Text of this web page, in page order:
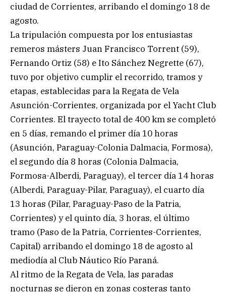
ciudad de Corrientes, arribando el domingo 18 de
agosto.
La tripulación compuesta por los entusiastas
remeros másters Juan Francisco Torrent (59),
Fernando Ortiz (58) e Ito Sánchez Negrette (67),
tuvo por objetivo cumplir el recorrido, tramos y
etapas, establecidas para la Regata de Vela
Asunción-Corrientes, organizada por el Yacht Club
Corrientes. El trayecto total de 400 km se completó
en 5 días, remando el primer día 10 horas
(Asunción, Paraguay-Colonia Dalmacia, Formosa),
el segundo día 8 horas (Colonia Dalmacia,
Formosa-Alberdi, Paraguay), el tercer día 14 horas
(Alberdi, Paraguay-Pilar, Paraguay), el cuarto día
13 horas (Pilar, Paraguay-Paso de la Patria,
Corrientes) y el quinto día, 3 horas, el último
tramo (Paso de la Patria, Corrientes-Corrientes,
Capital) arribando el domingo 18 de agosto al
mediodía al Club Náutico Río Paraná.
Al ritmo de la Regata de Vela, las paradas
nocturnas se dieron en zonas costeras tanto